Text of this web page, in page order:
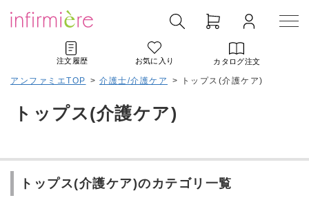
注文履歴 お気に入り カタログ注文
アンファミエTOP > 介護士/介護ケア > トップス(介護ケア)
トップス(介護ケア)
トップス(介護ケア)のカテゴリ一覧